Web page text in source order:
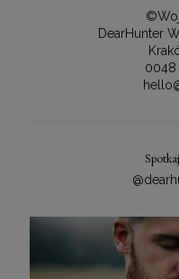
DearHunter
0048